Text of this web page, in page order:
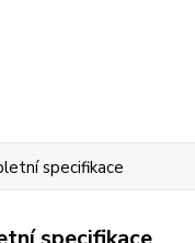
specifikace